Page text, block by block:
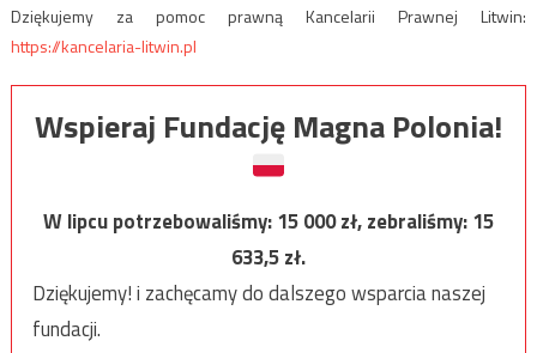
Dziękujemy za pomoc prawną Kancelarii Prawnej Litwin:
https://kancelaria-litwin.pl
Wspieraj Fundację Magna Polonia!
W lipcu potrzebowaliśmy:15 000zł, zebraliśmy:15
633,5zł.
Dziękujemy! i zachęcamy do dalszego wsparcia naszej
fundacji.